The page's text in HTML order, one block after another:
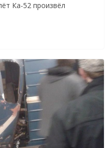
Ка-52 произвёл